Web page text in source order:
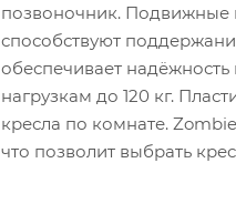
позвоночник. Подвижные
способствуют
обеспечивает надёжность
нагрузкам до 120 кг.
кресла по комнате.
что позволит выбрать